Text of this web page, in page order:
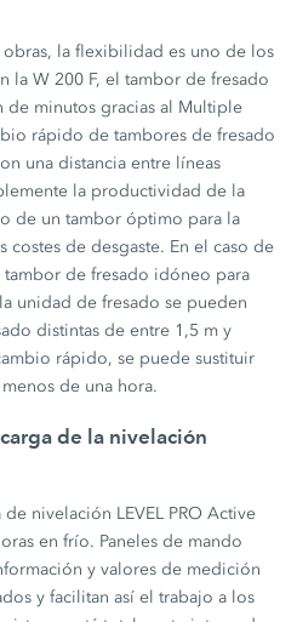
la flexibilidad es uno de los
la W 200 F, el tambor de fresado
de minutos gracias al Multiple
rápido de tambores de fresado
una distancia entre líneas
la productividad de la
de un tambor óptimo para la
de desgaste. En el caso de
de fresado idóneo para
unidad de fresado se pueden
distintas de entre 1,5 m y
rápido, se puede sustituir
de una hora.
de la nivelación
nivelación LEVEL PRO Active
en frío. Paneles de mando
y valores de medición
y facilitan así el trabajo a los